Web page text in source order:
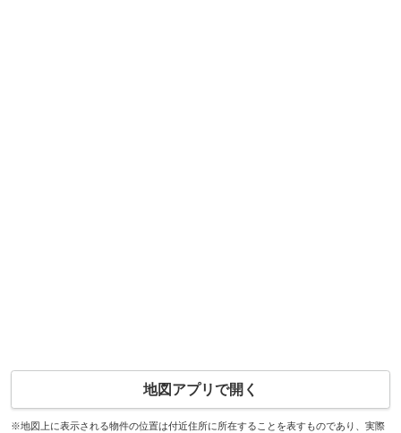
地図アプリで開く
※地図上に表示される物件の位置は付近住所に所在することを表すものであり、実際